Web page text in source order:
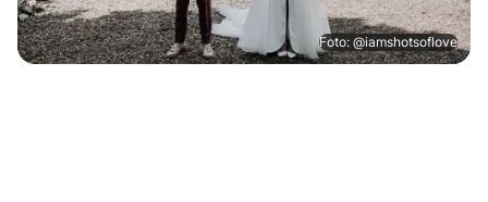
Foto: @iamshotsoflove